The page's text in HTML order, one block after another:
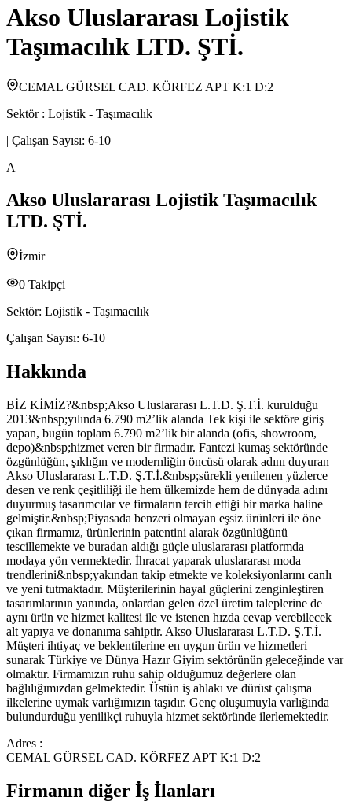
Akso Uluslararası Lojistik
Taşımacılık LTD. ŞTİ.
CEMAL GÜRSEL CAD. KÖRFEZ APT K:1 D:2
Sektör : Lojistik - Taşımacılık
| Çalışan Sayısı: 6-10
A
Akso Uluslararası Lojistik Taşımacılık
LTD. ŞTİ.
İzmir
0 Takipçi
Sektör: Lojistik - Taşımacılık
Çalışan Sayısı: 6-10
Hakkında
BİZ KİMİZ?&nbsp;Akso Uluslararası L.T.D. Ş.T.İ. kurulduğu
2013&nbsp;yılında 6.790 m2’lik alanda Tek kişi ile sektöre giriş
yapan, bugün toplam 6.790 m2’lik bir alanda (ofis, showroom,
depo)&nbsp;hizmet veren bir firmadır. Fantezi kumaş sektöründe
özgünlüğün, şıklığın ve modernliğin öncüsü olarak adını duyuran
Akso Uluslararası L.T.D. Ş.T.İ.&nbsp;sürekli yenilenen yüzlerce
desen ve renk çeşitliliği ile hem ülkemizde hem de dünyada adını
duyurmuş tasarımcılar ve firmaların tercih ettiği bir marka haline
gelmiştir.&nbsp;Piyasada benzeri olmayan eşsiz ürünleri ile öne
çıkan firmamız, ürünlerinin patentini alarak özgünlüğünü
tescillemekte ve buradan aldığı güçle uluslararası platformda
modaya yön vermektedir. İhracat yaparak uluslararası moda
trendlerini&nbsp;yakından takip etmekte ve koleksiyonlarını canlı
ve yeni tutmaktadır. Müşterilerinin hayal güçlerini zenginleştiren
tasarımlarının yanında, onlardan gelen özel üretim taleplerine de
aynı ürün ve hizmet kalitesi ile ve istenen hızda cevap verebilecek
alt yapıya ve donanıma sahiptir. Akso Uluslararası L.T.D. Ş.T.İ.
Müşteri ihtiyaç ve beklentilerine en uygun ürün ve hizmetleri
sunarak Türkiye ve Dünya Hazır Giyim sektörünün geleceğinde var
olmaktır. Firmamızın ruhu sahip olduğumuz değerlere olan
bağlılığımızdan gelmektedir. Üstün iş ahlakı ve dürüst çalışma
ilkelerine uymak varlığımızın taşıdır. Genç oluşumuyla varlığında
bulundurduğu yenilikçi ruhuyla hizmet sektöründe ilerlemektedir.
Adres :
CEMAL GÜRSEL CAD. KÖRFEZ APT K:1 D:2
Firmanın diğer İş İlanları